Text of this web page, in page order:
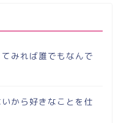
みれば誰でもなんで
から好きなことを仕